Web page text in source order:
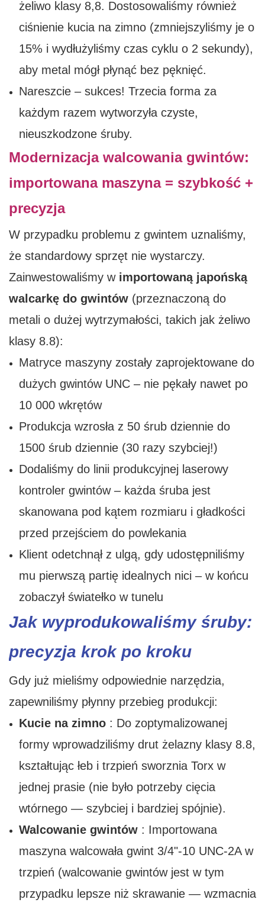
żeliwo klasy 8,8. Dostosowaliśmy również
ciśnienie kucia na zimno (zmniejszyliśmy je o
15% i wydłużyliśmy czas cyklu o 2 sekundy),
aby metal mógł płynąć bez pęknięć.
Nareszcie – sukces! Trzecia forma za
każdym razem wytworzyła czyste,
nieuszkodzone śruby.
Modernizacja walcowania gwintów:
importowana maszyna = szybkość +
precyzja
W przypadku problemu z gwintem uznaliśmy,
że standardowy sprzęt nie wystarczy.
Zainwestowaliśmy w importowaną japońską
walcarkę do gwintów (przeznaczoną do
metali o dużej wytrzymałości, takich jak żeliwo
klasy 8.8):
Matryce maszyny zostały zaprojektowane do
dużych gwintów UNC – nie pękały nawet po
10 000 wkrętów
Produkcja wzrosła z 50 śrub dziennie do
1500 śrub dziennie (30 razy szybciej!)
Dodaliśmy do linii produkcyjnej laserowy
kontroler gwintów – każda śruba jest
skanowana pod kątem rozmiaru i gładkości
przed przejściem do powlekania
Klient odetchnął z ulgą, gdy udostępniliśmy
mu pierwszą partię idealnych nici – w końcu
zobaczył światełko w tunelu
Jak wyprodukowaliśmy śruby:
precyzja krok po kroku
Gdy już mieliśmy odpowiednie narzędzia,
zapewniliśmy płynny przebieg produkcji:
Kucie na zimno: Do ​​zoptymalizowanej
formy wprowadziliśmy drut żelazny klasy 8.8,
kształtując łeb i trzpień sworznia Torx w
jednej prasie (nie było potrzeby cięcia
wtórnego — szybciej i bardziej spójnie).
Walcowanie gwintów: Importowana
maszyna walcowała gwint 3/4"-10 UNC-2A w
trzpień (walcowanie gwintów jest w tym
przypadku lepsze niż skrawanie — wzmacnia